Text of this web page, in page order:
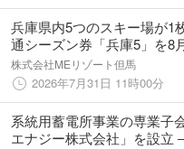
兵庫県内5つのスキー場が1
通シーズン券「兵庫5」を8
株式会社MEリゾート但馬
2026年7月31日 11時00分
系統用蓄電所事業の専業子
エナジー株式会社」を設立